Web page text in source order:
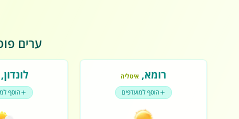
ערים
רומא, איטליה
הוסף למועדפים
לונדון,
הוסף